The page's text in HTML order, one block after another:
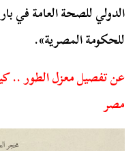
للحكومة المصرية».
عن تفصيل معزل الطور
مصر